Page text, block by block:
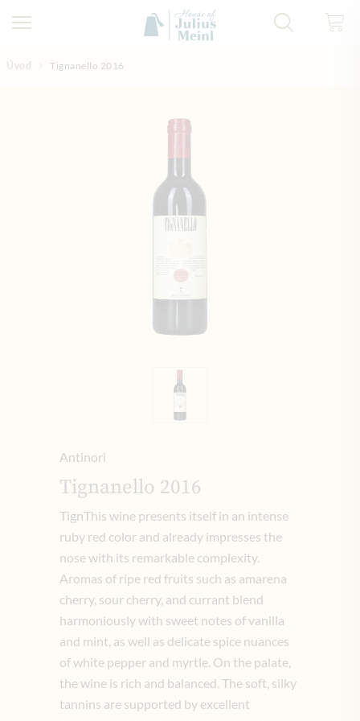
Úvod Tignanello 2016
Antinori
Tignanello 2016
TignThis wine presents itself in an intense
ruby red color and already impresses the
nose with its remarkable complexity.
Aromas of ripe red fruits such as amarena
cherry, sour cherry, and currant blend
harmoniously with sweet notes of vanilla
and mint, as well as delicate spice nuances
of white pepper and myrtle. On the palate,
the wine is rich and balanced. The soft, silky
tannins are supported by excellent